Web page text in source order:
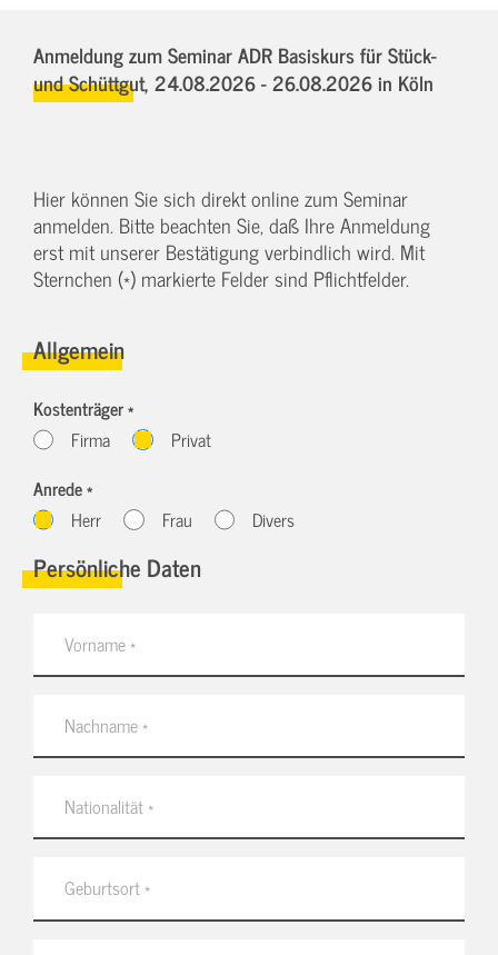
Anmeldung zum Seminar ADR Basiskurs für Stück-
und Schüttgut, 24.08.2026 - 26.08.2026in Köln
Hier können Sie sich direkt online zum Seminar
anmelden. Bitte beachten Sie, daß Ihre Anmeldung
erst mit unserer Bestätigung verbindlich wird. Mit
Sternchen (*) markierte Felder sind Pflichtfelder.
Allgemein
Kostenträger *
Firma
Privat
Anrede *
Herr
Frau Divers
Persönliche Daten